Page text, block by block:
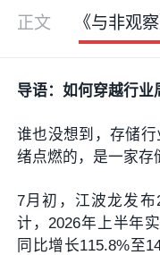
正文 《与非观
导语：如何穿越行业
谁也没想到，存储
绪点燃的，是一家存
7月初，江波龙发
计，2026年上半年
同比增长115.8%至